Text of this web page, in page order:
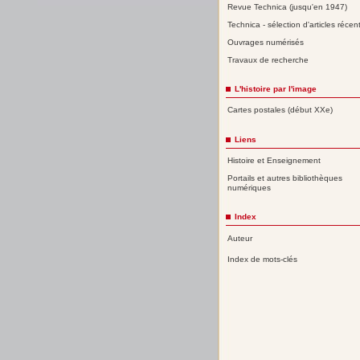
Revue Technica (jusqu'en 1947)
Technica - sélection d'articles
Ouvrages numérisés
Travaux de recherche
L'histoire par l'image
Cartes postales (début XXe)
Liens
Histoire et Enseignement
Portails et autres bibliothèques
numériques
Index
Auteur
Index de mots-clés